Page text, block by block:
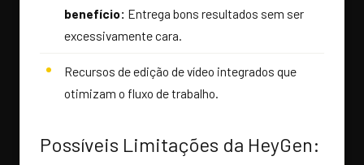
benefício: Entrega bons resultados sem ser
excessivamente cara.
Recursos de edição de vídeo integrados que
otimizam o fluxo de trabalho.
Possíveis Limitações da HeyGen: